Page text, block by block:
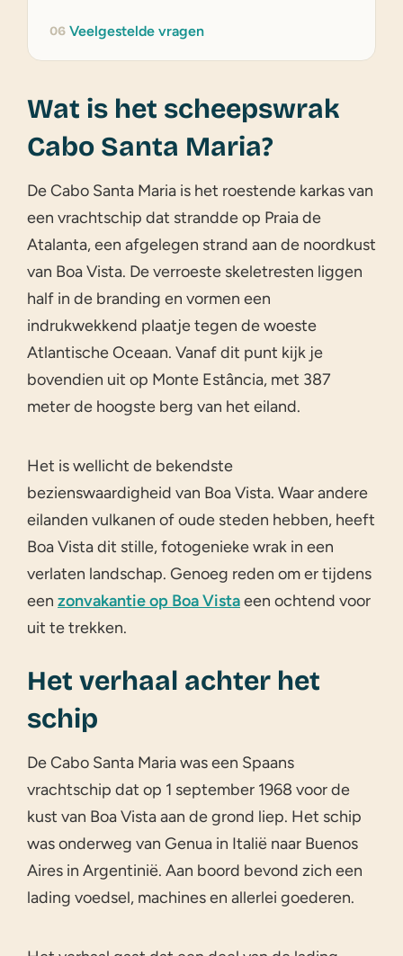
06 Veelgestelde vragen
Wat is het scheepswrak
Cabo Santa Maria?
De Cabo Santa Maria is het roestende karkas van
een vrachtschip dat strandde op Praia de
Atalanta, een afgelegen strand aan de noordkust
van Boa Vista. De verroeste skeletresten liggen
half in de branding en vormen een
indrukwekkend plaatje tegen de woeste
Atlantische Oceaan. Vanaf dit punt kijk je
bovendien uit op Monte Estância, met 387
meter de hoogste berg van het eiland.
Het is wellicht de bekendste
bezienswaardigheid van Boa Vista. Waar andere
eilanden vulkanen of oude steden hebben, heeft
Boa Vista dit stille, fotogenieke wrak in een
verlaten landschap. Genoeg reden om er tijdens
een zonvakantie op Boa Vistaeen ochtend voor
uit te trekken.
Het verhaal achter het
schip
De Cabo Santa Maria was een Spaans
vrachtschip dat op 1 september 1968 voor de
kust van Boa Vista aan de grond liep. Het schip
was onderweg van Genua in Italië naar Buenos
Aires in Argentinië. Aan boord bevond zich een
lading voedsel, machines en allerlei goederen.